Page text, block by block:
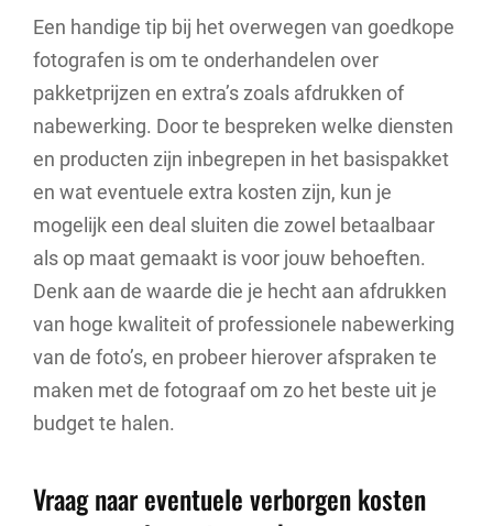
Een handige tip bij het overwegen van goedkope
fotografen is om te onderhandelen over
pakketprijzen en extra’s zoals afdrukken of
nabewerking. Door te bespreken welke diensten
en producten zijn inbegrepen in het basispakket
en wat eventuele extra kosten zijn, kun je
mogelijk een deal sluiten die zowel betaalbaar
als op maat gemaakt is voor jouw behoeften.
Denk aan de waarde die je hecht aan afdrukken
van hoge kwaliteit of professionele nabewerking
van de foto’s, en probeer hierover afspraken te
maken met de fotograaf om zo het beste uit je
budget te halen.
Vraag naar eventuele verborgen kosten